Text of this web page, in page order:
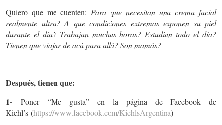
Quiero que me cuenten:Para que necesitan una crema facial
realmente ultra? A que condiciones extremas exponen su piel
durante el día? Trabajan muchas horas? Estudian todo el día?
Tienen que viajar de acá para allá? Son mamás?
Después, tienen que:
1- Poner “Me gusta” en la página de Facebook de
Kiehl’s (https://www.facebook.com/KiehlsArgentina)